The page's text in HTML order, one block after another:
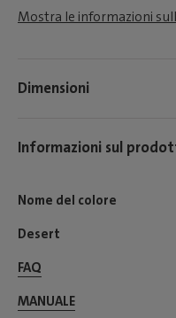
Mostra le informazioni
Dimensioni
Informazioni sul
Nome del colore
Desert
FAQ
MANUALE